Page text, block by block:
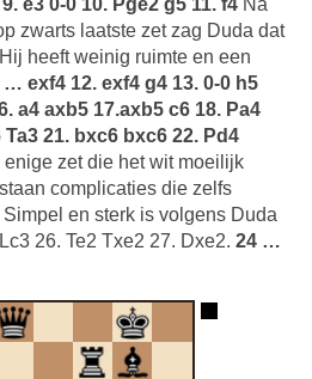
e3 0-0 10. Pge2 g5 11. f4 Na
zwarts laatste zet zag Duda dat
heeft weinig ruimte en een
… exf4 12. exf4 g4 13. 0-0 h5
a4 axb5 17.axb5 c6 18. Pa4
21. bxc6 bxc6 22. Pd4
enige zet die het wit moeilijk
complicaties die zelfs
en sterk is volgens Duda
26. Te2 Txe2 27. Dxe2. 24 …